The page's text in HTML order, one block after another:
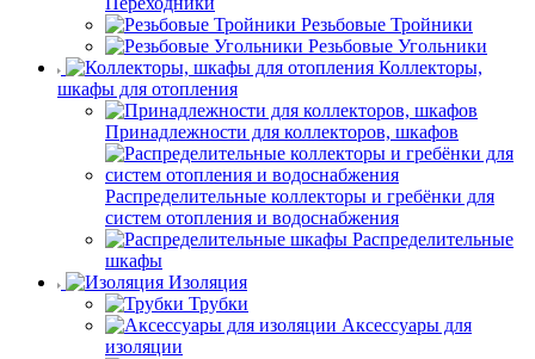
Резьбовые Тройники
Резьбовые Угольники
Коллекторы,
шкафы для отопления
Принадлежности для коллекторов, шкафов
Распределительные коллекторы и гребёнки для
систем отопления и водоснабжения
Распределительные
шкафы
Изоляция
Трубки
Аксессуары для
изоляции